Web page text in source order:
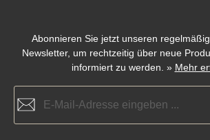
Abonnieren Sie jetzt unseren
Newsletter, um rechtzeitig über neue
informiert zu werden. » Mehr